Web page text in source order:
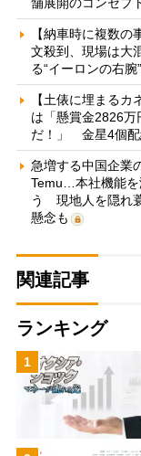
舗展開のコンセプ
【納車時に複数の
文殺到、現場は大
る“イーロンの右腕
【土俵に埋まる
は「懸賞金2826万
だ！」 金星4個配
急増する中国企業
Temu…本社機能を
う 現地人を隠れ
懸念も
関連記事
ランキング
1